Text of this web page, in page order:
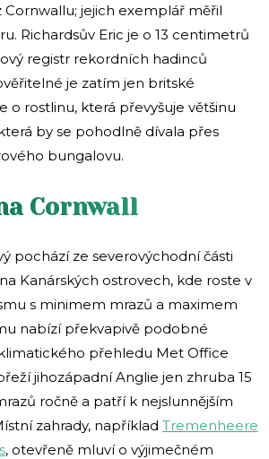
Cornwallu; jejich exemplář měřil
Richardsův Eric je o 13 centimetrů
registr rekordních hadinců
je zatím jen britské
o rostlinu, která převyšuje většinu
by se pohodlně dívala přes
bungalovu.
Cornwall
pochází ze severovýchodní části
Kanárských ostrovech, kde roste v
s minimem mrazů a maximem
nabízí překvapivě podobné
přehledu Met Office
jihozápadní Anglie jen zhruba 15
ročně a patří k nejslunnějším
zahrady, například Tremenheere
, otevřeně mluví o výjimečném